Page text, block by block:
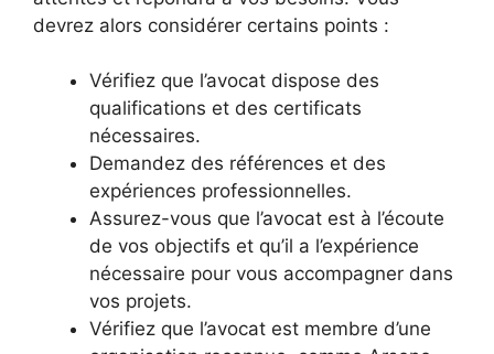
devrez alors considérer certains points :
Vérifiez que l’avocat dispose des
qualifications et des certificats
nécessaires.
Demandez des références et des
expériences professionnelles.
Assurez-vous que l’avocat est à l’écoute
de vos objectifs et qu’il a l’expérience
nécessaire pour vous accompagner dans
vos projets.
Vérifiez que l’avocat est membre d’une